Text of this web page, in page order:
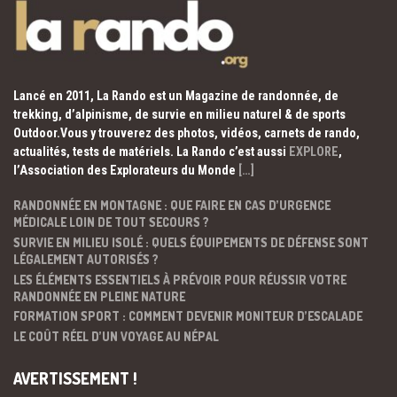
Lancé en 2011, La Rando est un Magazine de randonnée, de
trekking, d’alpinisme, de survie en milieu naturel & de sports
Outdoor.Vous y trouverez des photos, vidéos, carnets de rando,
actualités, tests de matériels. La Rando c’est aussi EXPLORE,
l’Association des Explorateurs du Monde […]
RANDONNÉE EN MONTAGNE : QUE FAIRE EN CAS D’URGENCE
MÉDICALE LOIN DE TOUT SECOURS ?
SURVIE EN MILIEU ISOLÉ : QUELS ÉQUIPEMENTS DE DÉFENSE SONT
LÉGALEMENT AUTORISÉS ?
LES ÉLÉMENTS ESSENTIELS À PRÉVOIR POUR RÉUSSIR VOTRE
RANDONNÉE EN PLEINE NATURE
FORMATION SPORT : COMMENT DEVENIR MONITEUR D’ESCALADE
LE COÛT RÉEL D’UN VOYAGE AU NÉPAL
AVERTISSEMENT !